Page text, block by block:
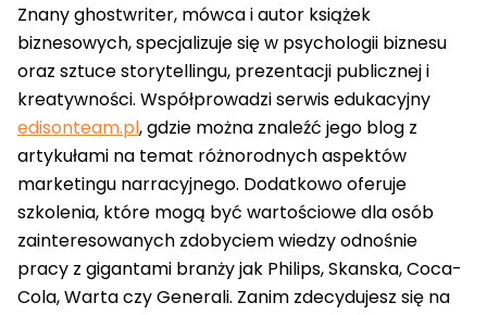
Znany ghostwriter, mówca i autor książek
biznesowych, specjalizuje się w psychologii biznesu
oraz sztuce storytellingu, prezentacji publicznej i
kreatywności. Współprowadzi serwis edukacyjny
edisonteam.pl, gdzie można znaleźć jego blog z
artykułami na temat różnorodnych aspektów
marketingu narracyjnego. Dodatkowo oferuje
szkolenia, które mogą być wartościowe dla osób
zainteresowanych zdobyciem wiedzy odnośnie
pracy z gigantami branży jak Philips, Skanska, Coca-
Cola, Warta czy Generali. Zanim zdecydujesz się na